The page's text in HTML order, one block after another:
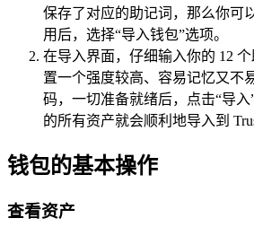
保存了对应的助记词，那么你可
用后，选择“导入钱包”选项。
在导入界面，仔细输入你的 12
置一个强度较高、容易记忆又不
码，一切准备就绪后，点击“导
的所有资产就会顺利地导入到
钱包的基本操作
查看资产